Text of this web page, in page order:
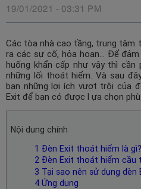
19/01/2021 - 03:31 PM
Các tòa nhà cao tầng, trung tâm
ra các sự cố, hỏa hoạn... Để
huống khẩn cấp như vậy thì
những lối thoát hiểm. Và sau
bạn những lợi ích vượt trội của
Exit để bạn có được l ựa chọn
Nội dung chính
1 Đèn Exit thoát hiểm là gì?
2 Đèn Exit thoát hiểm cầu
3 Tại sao nên sử dụng
4 Ứng dụng